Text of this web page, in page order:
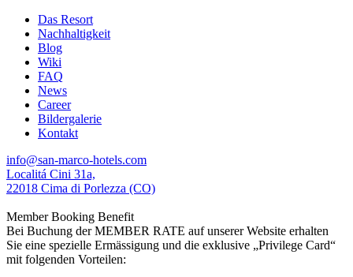
Das Resort
Nachhaltigkeit
Blog
Wiki
FAQ
News
Career
Bildergalerie
Kontakt
info@san-marco-hotels.com
Localitá Cini 31a,
22018 Cima di Porlezza (CO)
Member Booking Benefit
Bei Buchung der MEMBER RATE auf unserer Website erhalten
Sie eine spezielle Ermässigung und die exklusive „Privilege Card“
mit folgenden Vorteilen: